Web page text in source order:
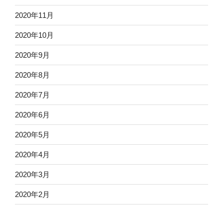
2020年11月
2020年10月
2020年9月
2020年8月
2020年7月
2020年6月
2020年5月
2020年4月
2020年3月
2020年2月